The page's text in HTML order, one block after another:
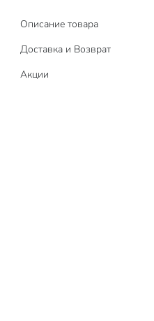
Описание товара
Доставка и Возврат
Акции